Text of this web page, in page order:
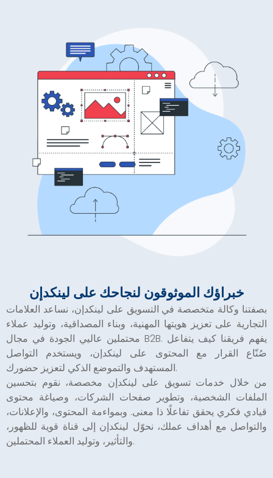
خبراؤك الموثوقون لنجاحك على لينكدإن
بصفتنا وكالة متخصصة في التسويق على لينكدإن، نساعد العلامات
التجارية على تعزيز هويتها المهنية، وبناء المصداقية، وتوليد عملاء
محتملين عاليي الجودة في مجال B2B. يفهم فريقنا كيف يتفاعل
صُنّاع القرار مع المحتوى على لينكدإن، ويستخدم التواصل
المستهدف والتموضع الذكي لتعزيز حضورك.
من خلال خدمات تسويق على لينكدإن مخصصة، نقوم بتحسين
الملفات الشخصية، وتطوير صفحات الشركات، وصياغة محتوى
قيادي فكري يحقق تفاعلًا ذا معنى. وبمواءمة المحتوى، والإعلانات،
والتواصل مع أهداف عملك، نحوّل لينكدإن إلى قناة قوية للظهور،
والتأثير، وتوليد العملاء المحتملين.